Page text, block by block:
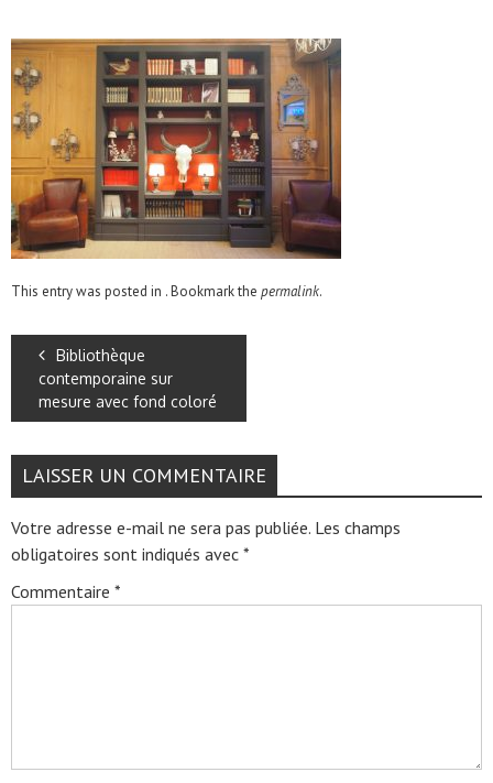
This entry was posted in . Bookmark the permalink.
Bibliothèque
contemporaine sur
mesure avec fond coloré
LAISSER UN COMMENTAIRE
Votre adresse e-mail ne sera pas publiée. Les champs
obligatoires sont indiqués avec *
Commentaire *